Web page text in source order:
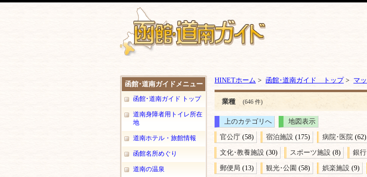
函館･道南ガイドメニュー
函館･道南ガイド トップ
道南身障者用トイレ所在
地
道南ホテル・旅館情報
函館名所めぐり
道南の温泉
HINETホーム > 函館･道南ガイド トップ> マ
業種 (646 件)
上のカテゴリへ
地図表示
官公庁 (58) 宿泊施設 (175) 病院･医院 (62)
文化･教養施設 (30) スポーツ施設 (8) 銀
郵便局 (13) 観光･公園 (58) 娯楽施設 (9)